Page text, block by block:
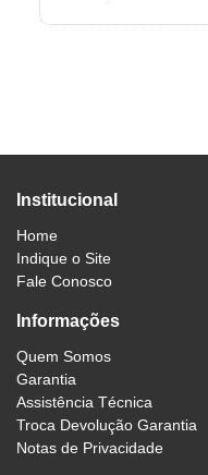
Institucional
Home
Indique o Site
Fale Conosco
Informações
Quem Somos
Garantia
Assistência Técnica
Troca Devolução Garantia
Notas de Privacidade